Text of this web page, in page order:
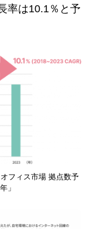
率は10.1％と予
フィス市場 拠点数予
」